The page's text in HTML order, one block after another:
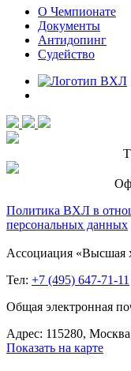
О Чемпионате
Документы
Антидопинг
Судейство
Политика ВХЛ в
персональных данных
Ассоциация «Высшая
Тел: +7 (495) 647-71-11
Общая электронная
Адрес: 115280,
Показать на карте